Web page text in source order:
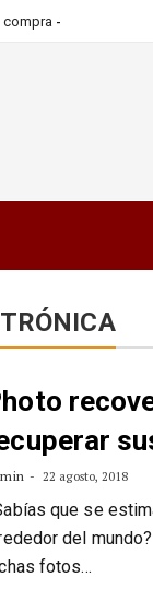
más informada
22 agosto, 2018
que se
del
fotos…